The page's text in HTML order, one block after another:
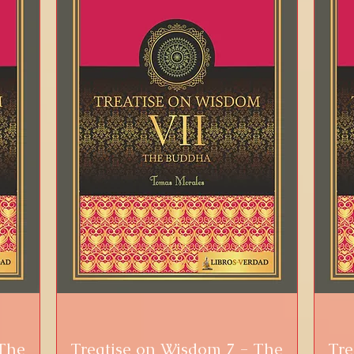
Snel overzicht
Treatise on Wisdom 7 - The